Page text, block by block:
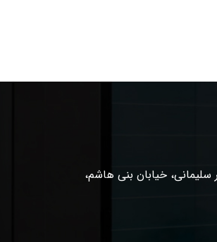
سلیمانی، خیابان بنی هاشم،